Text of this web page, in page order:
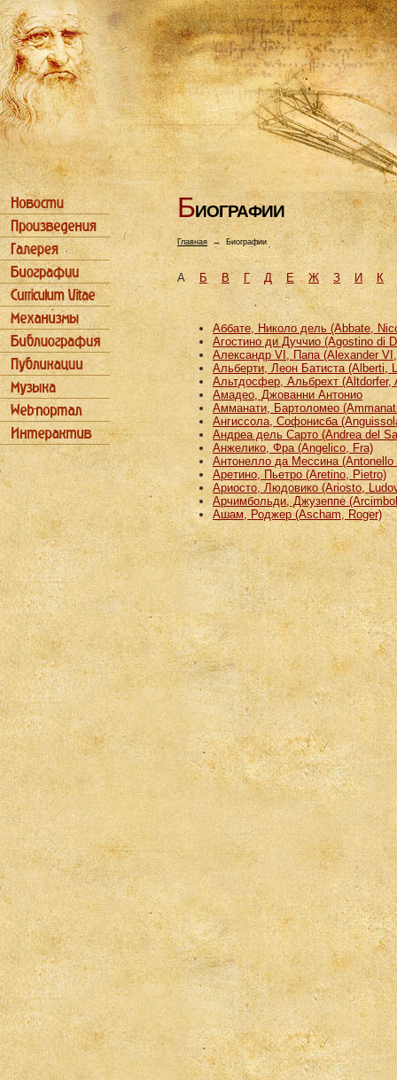
БИОГРАФИИ
Главная→ Биографии
АБ В Г Д Е Ж З И К
Аббате, Николо дель (Abbate,
Агостино ди Дуччио (Agostino di
Александр VI, Папа (Alexander
Альберти, Леон Батиста (Alberti,
Альтдосфер, Альбрехт (Altdorfer,
Амадео, Джованни Антонио
Амманати, Бартоломео
Ангиссола, Софонисба
Андреа дель Сарто (Andrea del
Анжелико, Фра (Angelico, Fra)
Антонелло да Мессина (Antonello
Аретино, Пьетро (Aretino, Pietro)
Ариосто, Людовико (Ariosto,
Арчимбольди, Джузеппе
Ашам, Роджер (Ascham, Roger)